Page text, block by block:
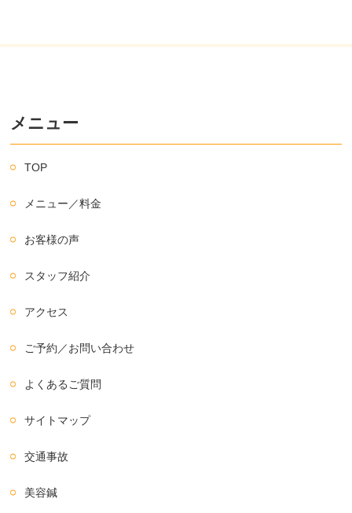
メニュー
TOP
メニュー／料金
お客様の声
スタッフ紹介
アクセス
ご予約／お問い合わせ
よくあるご質問
サイトマップ
交通事故
美容鍼